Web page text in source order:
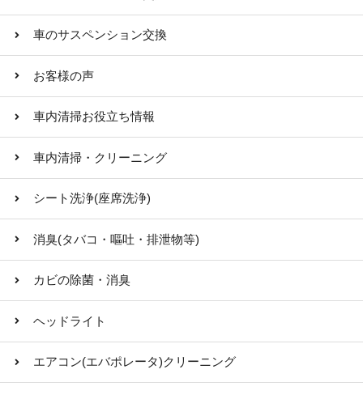
車のサスペンション交換
お客様の声
車内清掃お役立ち情報
車内清掃・クリーニング
シート洗浄(座席洗浄)
消臭(タバコ・嘔吐・排泄物等)
カビの除菌・消臭
ヘッドライト
エアコン(エバポレータ)クリーニング